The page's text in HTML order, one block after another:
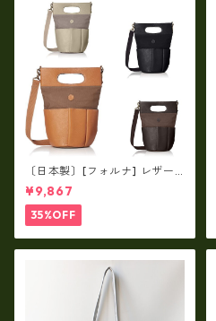
〔日本製〕[フォルナ] レザー×
パラフィン筒型2way シュリン
クレザー×79Aパラフィン fo
-259630
¥9,867
35%OFF